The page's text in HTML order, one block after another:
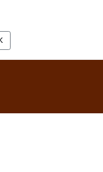
BEITRAG: MITGLIED